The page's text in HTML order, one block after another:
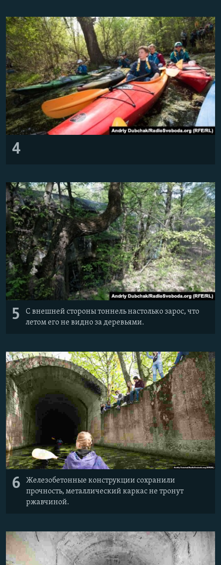
4
5
С внешней стороны тоннель настолько зарос, что
летом его не видно за деревьями.
6
Железобетонные конструкции сохранили
прочность, металлический каркас не тронут
ржавчиной.